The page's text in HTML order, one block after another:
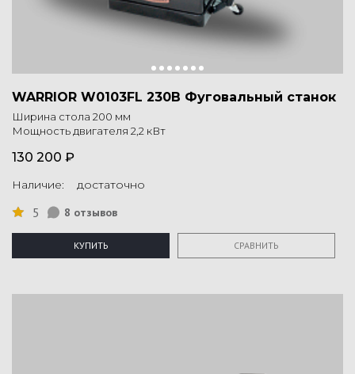
WARRIOR W0103FL 230В Фуговальный станок
Ширина стола 200 мм
Мощность двигателя 2,2 кВт
130 200 ₽
Наличие: достаточно
5 8 отзывов
КУПИТЬ СРАВНИТЬ